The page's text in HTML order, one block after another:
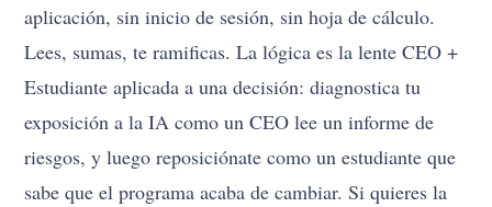
aplicación, sin inicio de sesión, sin hoja de cálculo.
Lees, sumas, te ramificas. La lógica es la lente CEO +
Estudiante aplicada a una decisión: diagnostica tu
exposición a la IA como un CEO lee un informe de
riesgos, y luego reposiciónate como un estudiante que
sabe que el programa acaba de cambiar. Si quieres la